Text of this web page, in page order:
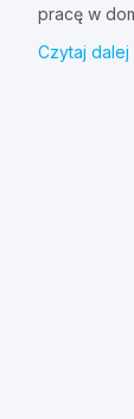
pracę w
Czytaj dalej